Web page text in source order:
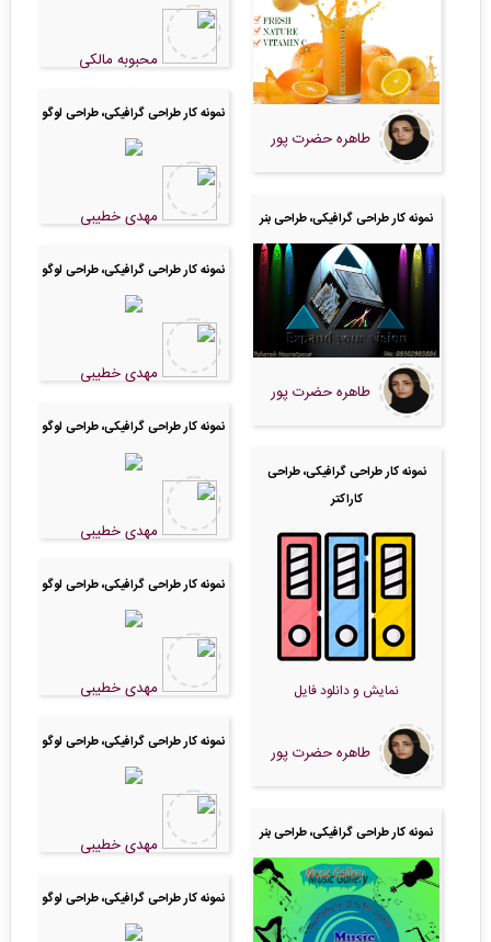
طاهره حضرت پور
نمونه کار طراحی گرافیکی، طراحی بنر
طاهره حضرت پور
نمونه کار طراحی گرافیکی، طراحی
کاراکتر
نمایش و دانلود فایل
طاهره حضرت پور
نمونه کار طراحی گرافیکی، طراحی بنر
محبوبه مالکی
نمونه کار طراحی گرافیکی، طراحی لوگو
مهدی خطیبی
نمونه کار طراحی گرافیکی، طراحی لوگو
مهدی خطیبی
نمونه کار طراحی گرافیکی، طراحی لوگو
مهدی خطیبی
نمونه کار طراحی گرافیکی، طراحی لوگو
مهدی خطیبی
نمونه کار طراحی گرافیکی، طراحی لوگو
مهدی خطیبی
نمونه کار طراحی گرافیکی، طراحی لوگو